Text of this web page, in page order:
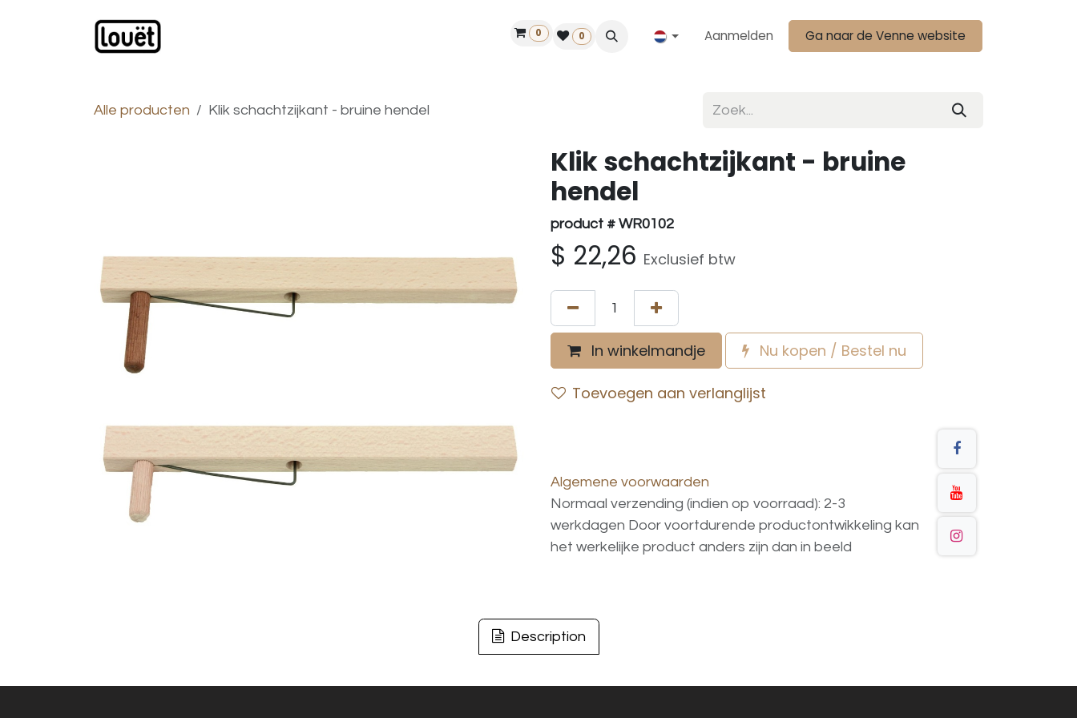
Vind een dealer
0 0 Aanmelden Ga naar de Venne website
Alle producten Klik schachtzijkant - bruine hendel
Klik schachtzijkant - bruine
hendel
product # WR0102
$ 22,26 Exclusief btw
In winkelmandje Nu kopen / Bestel nu
Toevoegen aan verlanglijst
Algemene voorwaarden
Normaal verzending (indien op voorraad): 2-3
werkdagen Door voortdurende productontwikkeling kan
het werkelijke product anders zijn dan in beeld
Description